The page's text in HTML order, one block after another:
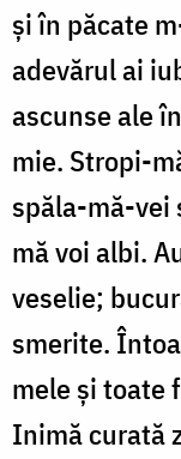
și în păcate
adevărul ai
ascunse ale
mie. Stropi-
spăla-mă-vei
mă voi albi.
veselie;
smerite.
mele și toate
Inimă curată